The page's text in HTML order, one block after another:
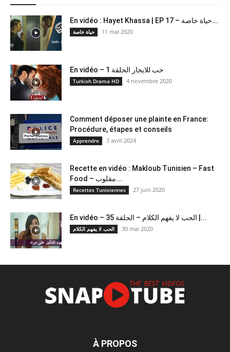
En vidéo : Hayet Khassa | EP 17 – حياة خاصة...
حياة خاصة 11 mai 2020
En vidéo – حب للايجار الحلقة 1
Turkish Drama HD 4 novembre 2020
Comment déposer une plainte en France:
Procédure, étapes et conseils
Apprendre 3 avril 2024
Recette en vidéo : Makloub Tunisien – Fast
Food – مقلوب...
Recettes Tunisiennes 27 juin 2020
En vidéo – الحب لا يفهم الكلام – الحلقة 35 |...
الحب لا يفهم الكلام 30 mai 2020
À PROPOS